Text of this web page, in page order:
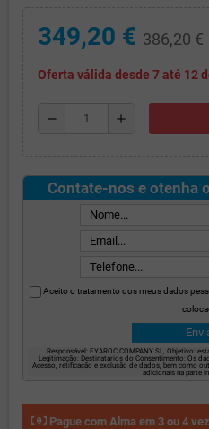
349,20 € 386,20 €
Oferta válida desde 7 até 12
remove add
Contate-nos e otenha
Aceito o tratamento dos meus dados
Responsável: EYAROC COMPANY SL, Objetivo:
Legitimação: Destinatários do Consentimento: Os
Acesso, retificação e exclusão de dados, bem como
adicionais na parte
Pague com Alma em 3 ou 4